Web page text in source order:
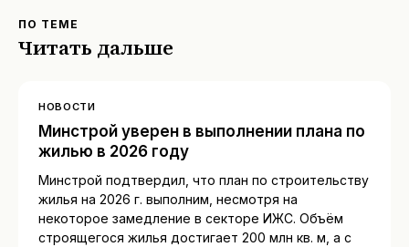
ПО ТЕМЕ
Читать дальше
НОВОСТИ
Минстрой уверен в выполнении плана по
жилью в 2026 году
Минстрой подтвердил, что план по строительству
жилья на 2026 г. выполним, несмотря на
некоторое замедление в секторе ИЖС. Объём
строящегося жилья достигает 200 млн кв. м, а с